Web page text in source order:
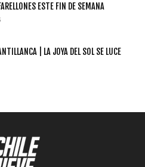
ESTE FIN DE SEMANA
| LA JOYA DEL SOL SE LUCE